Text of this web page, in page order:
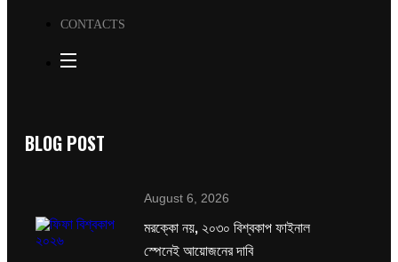
CONTACTS
BLOG POST
August 6, 2026
মরক্কো নয়, ২০৩০ বিশ্বকাপ ফাইনাল
স্পেনেই আয়োজনের দাবি